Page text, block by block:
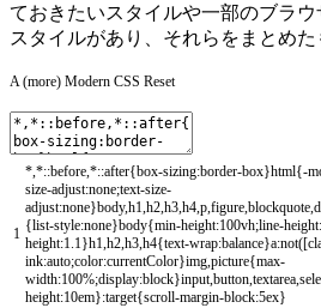
ておきたいスタイルや一部のブラ
スタイルがあり、それらをまとめた
A (more) Modern CSS Reset
1
*,*::before,*::after{box-sizing:border-box}html{-
size-adjust:none;text-size-
adjust:none}body,h1,h2,h3,h4,p,figure,blockquote,
{list-style:none}body{min-height:100vh;line-height:
height:1.1}h1,h2,h3,h4{text-wrap:balance}a:not([
ink:auto;color:currentColor}img,picture{max-
width:100%;display:block}input,button,textarea,
height:10em}:target{scroll-margin-block:5ex}